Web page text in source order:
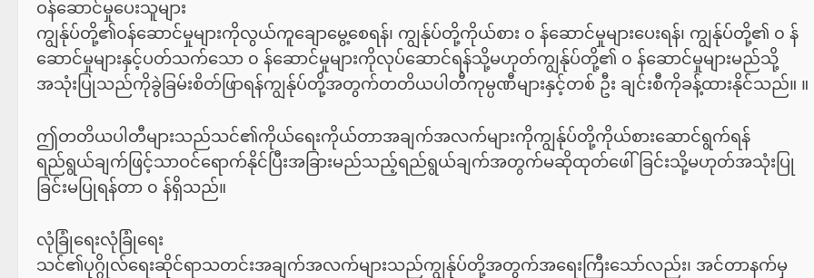
ဝန်ဆောင်မှုပေးသူများ
ကျွန်ုပ်တို့၏ဝန်ဆောင်မှုများကိုလွယ်ကူချောမွေ့စေရန်၊ ကျွန်ုပ်တို့ကိုယ်စား ၀ န်ဆောင်မှုများပေးရန်၊ ကျွန်ုပ်တို့၏ ၀ န်
ဆောင်မှုများနှင့်ပတ်သက်သော ၀ န်ဆောင်မှုများကိုလုပ်ဆောင်ရန်သို့မဟုတ်ကျွန်ုပ်တို့၏ ၀ န်ဆောင်မှုများမည်သို့
အသုံးပြုသည်ကိုခွဲခြမ်းစိတ်ဖြာရန်ကျွန်ုပ်တို့အတွက်တတိယပါတီကုမ္ပဏီများနှင့်တစ် ဦး ချင်းစီကိုခန့်ထားနိုင်သည်။ ။
ဤတတိယပါတီများသည်သင်၏ကိုယ်ရေးကိုယ်တာအချက်အလက်များကိုကျွန်ုပ်တို့ကိုယ်စားဆောင်ရွက်ရန်
ရည်ရွယ်ချက်ဖြင့်သာဝင်ရောက်နိုင်ပြီးအခြားမည်သည့်ရည်ရွယ်ချက်အတွက်မဆိုထုတ်ဖေါ်ခြင်းသို့မဟုတ်အသုံးပြု
ခြင်းမပြုရန်တာ ၀ န်ရှိသည်။
လုံခြုံရေးလုံခြုံရေး
သင်၏ပုဂ္ဂိုလ်ရေးဆိုင်ရာသတင်းအချက်အလက်များသည်ကျွန်ုပ်တို့အတွက်အရေးကြီးသော်လည်း၊ အင်တာနက်မှ